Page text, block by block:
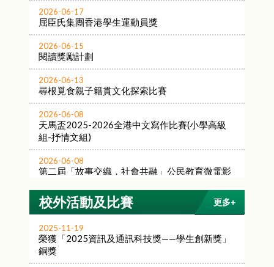
2026-06-17
屈臣氏集團香港學生運動員獎
2026-06-15
閱讀獎勵計劃
2026-06-13
尋根覓食親子籍貫文化探索比賽
2026-06-08
天馬盃2025-2026全港中文寫作比賽(小學高級
組-抒情文組)
2026-06-08
第二屆「故事交織．社會共融」公民教育微電影
2026-06-05
2026港澳數學奧林匹克公開賽《港澳盃》
2026-06-05
「華夏盃」全國數學奧林匹克邀請賽2026
校外活動及比賽
2025-11-19
榮獲「2025資訊及通訊科技獎——學生創新獎」
銅獎
更多+